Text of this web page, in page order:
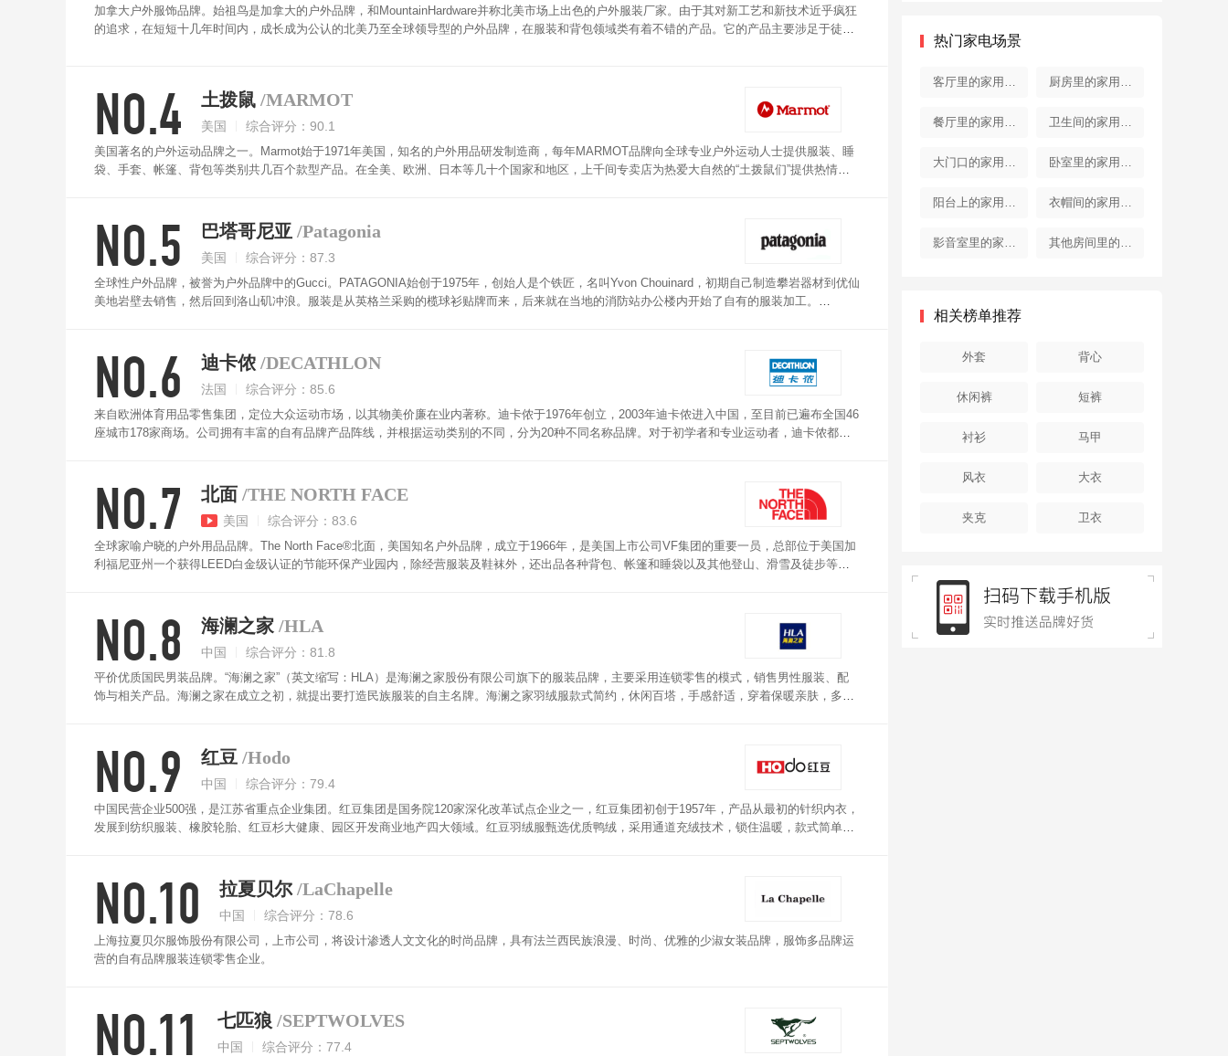
加拿大户外服饰品牌。始祖鸟是加拿大的户外品牌，和MountainHardware并称北美市场上出色的户外服装厂家。由于其对新工艺和新技术近乎疯狂
的追求，在短短十几年时间内，成长成为公认的北美乃至全球领导型的户外品牌，在服装和背包领域类有着不错的产品。它的产品主要涉足于徒
NO.4 土拨鼠 /MARMOT
美国 综合评分：90.1
美国著名的户外运动品牌之一。Marmot始于1971年美国，知名的户外用品研发制造商，每年MARMOT品牌向全球专业户外运动人士提供服装、睡
袋、手套、帐篷、背包等类别共几百个款型产品。在全美、欧洲、日本等几十个国家和地区，上千间专卖店为热爱大自然的“土拨鼠们”提供热情周
NO.5 巴塔哥尼亚 /Patagonia
美国 综合评分：87.3
全球性户外品牌，被誉为户外品牌中的Gucci。PATAGONIA始创于1975年，创始人是个铁匠，名叫Yvon Chouinard，初期自己制造攀岩器材到优仙
美地岩壁去销售，然后回到洛山矶冲浪。服装是从英格兰采购的榄球衫贴牌而来，后来就在当地的消防站办公楼内开始了自有的服装加工。
NO.6 迪卡侬 /DECATHLON
法国 综合评分：85.6
来自欧洲体育用品零售集团，定位大众运动市场，以其物美价廉在业内著称。迪卡侬于1976年创立，2003年迪卡侬进入中国，至目前已遍布全国46
座城市178家商场。公司拥有丰富的自有品牌产品阵线，并根据运动类别的不同，分为20种不同名称品牌。对于初学者和专业运动者，迪卡侬都能
NO.7 北面 /THE NORTH FACE
美国 综合评分：83.6
全球家喻户晓的户外用品品牌。The North Face®北面，美国知名户外品牌，成立于1966年，是美国上市公司VF集团的重要一员，总部位于美国加
利福尼亚州一个获得LEED白金级认证的节能环保产业园内，除经营服装及鞋袜外，还出品各种背包、帐篷和睡袋以及其他登山、滑雪及徒步等户
NO.8 海澜之家 /HLA
中国 综合评分：81.8
平价优质国民男装品牌。“海澜之家”（英文缩写：HLA）是海澜之家股份有限公司旗下的服装品牌，主要采用连锁零售的模式，销售男性服装、配
饰与相关产品。海澜之家在成立之初，就提出要打造民族服装的自主名牌。海澜之家羽绒服款式简约，休闲百塔，手感舒适，穿着保暖亲肤，多色
NO.9 红豆 /Hodo
中国 综合评分：79.4
中国民营企业500强，是江苏省重点企业集团。红豆集团是国务院120家深化改革试点企业之一，红豆集团初创于1957年，产品从最初的针织内衣，
发展到纺织服装、橡胶轮胎、红豆杉大健康、园区开发商业地产四大领域。红豆羽绒服甄选优质鸭绒，采用通道充绒技术，锁住温暖，款式简单大
NO.10 拉夏贝尔 /LaChapelle
中国 综合评分：78.6
上海拉夏贝尔服饰股份有限公司，上市公司，将设计渗透人文文化的时尚品牌，具有法兰西民族浪漫、时尚、优雅的少淑女装品牌，服饰多品牌运
营的自有品牌服装连锁零售企业。
NO.11 七匹狼 /SEPTWOLVES
中国 综合评分：77.4
热门家电场景
客厅里的家用电
器
厨房里的家用电
器
餐厅里的家用电
器
卫生间的家用电
器
大门口的家用电
器
卧室里的家用电
器
阳台上的家用电 衣帽间的家用电
器
影音室里的家用 其他房间里的家
相关榜单推荐
外套 背心
休闲裤 短裤
衬衫 马甲
风衣 大衣
夹克 卫衣